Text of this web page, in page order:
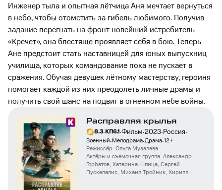
Инженер тыла и опытная лётчица Аня мечтает вернуться
в небо, чтобы отомстить за гибель любимого. Получив
задание перегнать на фронт новейший истребитель
«Кречет», она блестяще проявляет себя в бою. Теперь
Ане предстоит стать наставницей для юных выпускниц
училища, которых командование пока не пускает в
сражения. Обучая девушек лётному мастерству, героиня
помогает каждой из них преодолеть личные драмы и
получить свой шанс на подвиг в огненном небе войны.
Расправляя крылья
8.3·КП6.1·Фильм·2023·Россия·
Военный·Мелодрама·Драма·12+
Режиссёр: Ольга Музалева
Актёры и съемочная группа: Александр
Горбатов, Катерина Шпица, Сергей
Пускепалис, Михаил Тройник, Кирилл